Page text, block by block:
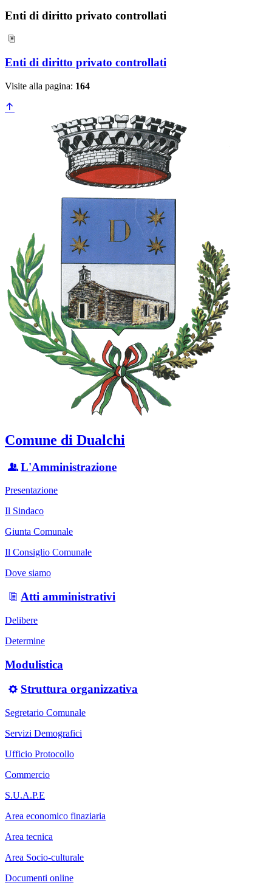
Enti di diritto privato controllati
Enti di diritto privato controllati
Visite alla pagina: 164
Comune di Dualchi
L'Amministrazione
Presentazione
Il Sindaco
Giunta Comunale
Il Consiglio Comunale
Dove siamo
Atti amministrativi
Delibere
Determine
Modulistica
Struttura organizzativa
Segretario Comunale
Servizi Demografici
Ufficio Protocollo
Commercio
S.U.A.P.E
Area economico finaziaria
Area tecnica
Area Socio-culturale
Documenti online